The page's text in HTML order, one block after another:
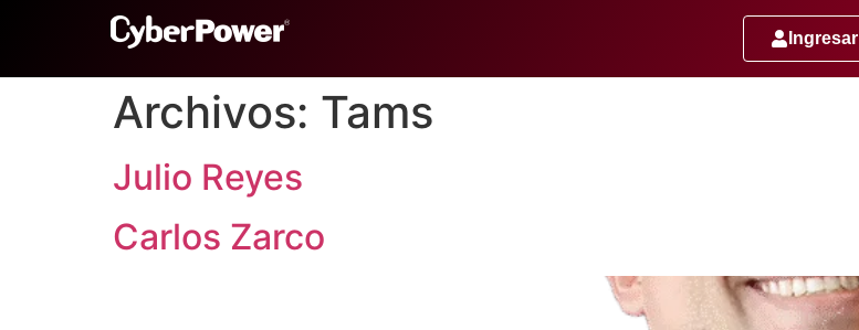
Ingresar
Archivos: Tams
Julio Reyes
Carlos Zarco